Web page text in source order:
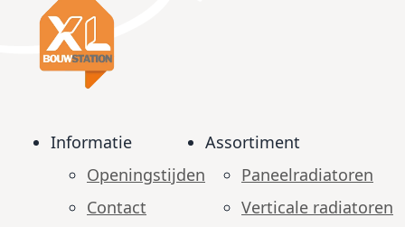
Informatie
Openingstijden
Contact
Assortiment
Paneelradiatoren
Verticale radiatoren